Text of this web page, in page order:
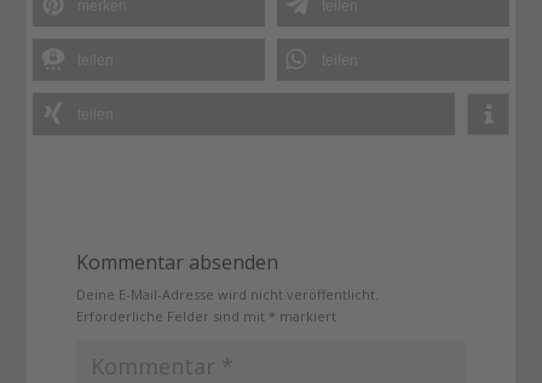
Kommentar absenden
Deine E-Mail-Adresse wird nicht veröffentlicht.
Erforderliche Felder sind mit * markiert